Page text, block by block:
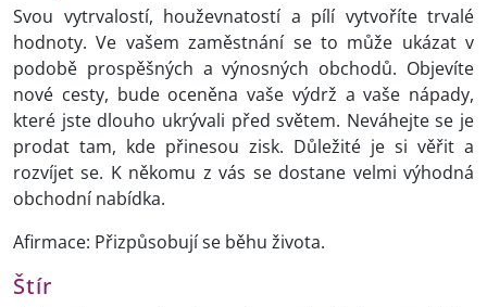
Svou vytrvalostí, houževnatostí a pílí vytvoříte trvalé
hodnoty. Ve vašem zaměstnání se to může ukázat v
podobě prospěšných a výnosných obchodů. Objevíte
nové cesty, bude oceněna vaše výdrž a vaše nápady,
které jste dlouho ukrývali před světem. Neváhejte se je
prodat tam, kde přinesou zisk. Důležité je si věřit a
rozvíjet se. K někomu z vás se dostane velmi výhodná
obchodní nabídka.
Afirmace: Přizpůsobují se běhu života.
Štír